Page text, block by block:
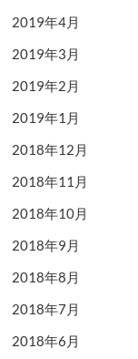
2019年4月
2019年3月
2019年2月
2019年1月
2018年12月
2018年11月
2018年10月
2018年9月
2018年8月
2018年7月
2018年6月